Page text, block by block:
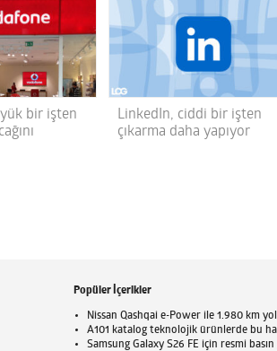
bir işten
LinkedIn, ciddi bir işten
çıkarma daha yapıyor
Popüler İçerikler
Nissan Qashqai e-Power ile 1.980 km yol
A101 katalog teknolojik ürünlerde bu
Samsung Galaxy S26 FE için resmi basın